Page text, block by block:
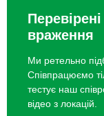
Перевірені
враження
Ми ретельно
Співпрацюємо
тестує наш
відео з локацій.